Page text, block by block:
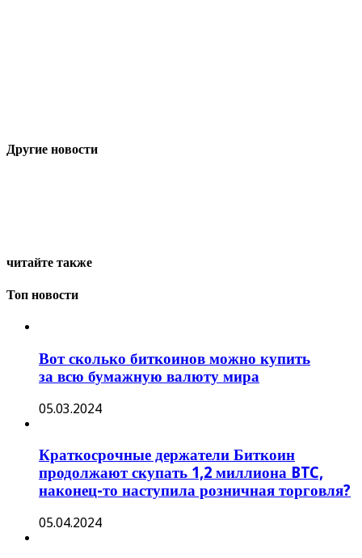
Другие новости
читайте также
Топ новости
Вот сколько биткоинов можно купить
за всю бумажную валюту мира
05.03.2024
Краткосрочные держатели Биткоин
продолжают скупать 1,2 миллиона BTC,
наконец-то наступила розничная торговля?
05.04.2024